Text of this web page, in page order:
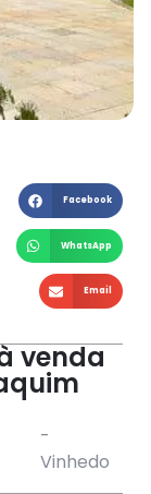
Facebook
WhatsApp
Email
venda
-
Vinhedo